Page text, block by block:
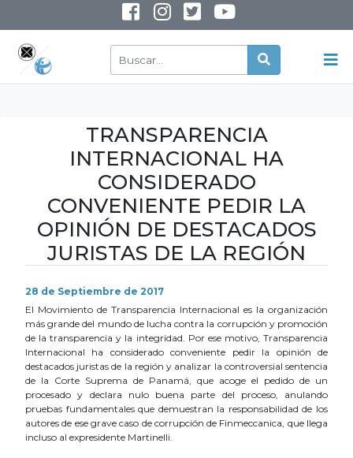
TRANSPARENCIA
INTERNACIONAL HA
CONSIDERADO
CONVENIENTE PEDIR LA
OPINIÓN DE DESTACADOS
JURISTAS DE LA REGIÓN
28 de Septiembre de 2017
El Movimiento de Transparencia Internacional es la organización
más grande del mundo de lucha contra la corrupción y promoción
de la transparencia y la integridad. Por ese motivo, Transparencia
Internacional ha considerado conveniente pedir la opinión de
destacados juristas de la región y analizar la controversial sentencia
de la Corte Suprema de Panamá, que acoge el pedido de un
procesado y declara nulo buena parte del proceso, anulando
pruebas fundamentales que demuestran la responsabilidad de los
autores de ese grave caso de corrupción de Finmeccanica, que llega
incluso al expresidente Martinelli.